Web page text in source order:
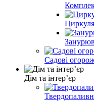
Садові
Дім та інтерʼєр